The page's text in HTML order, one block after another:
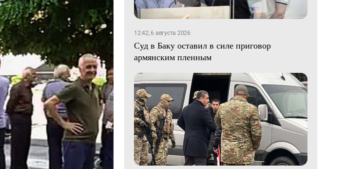
12:42, 6 августа 2026
Суд в Баку оставил в силе приговор
армянским пленным